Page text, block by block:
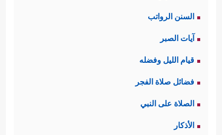
السنن الرواتب
آيات الصبر
قيام الليل وفضله
فضائل صلاة الفجر
الصلاة على النبي
الأذكار